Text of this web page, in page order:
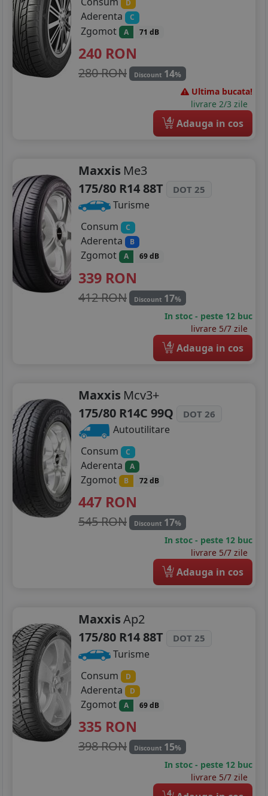
D
Aderenta C
Zgomot A 71 dB
240 RON
280 RON Discount 14%
Ultima bucata!
livrare 2/3 zile
4 Adauga in cos
Maxxis Me3
175/80 R14 88T
DOT 25
Turisme
Consum
C
Aderenta B
Zgomot A 69 dB
339 RON
412 RON Discount 17%
In stoc - peste 12 buc
livrare 5/7 zile
4 Adauga in cos
Maxxis Mcv3+
175/80 R14C 99Q
DOT 26
Autoutilitare
Consum
C
Aderenta A
Zgomot B 72 dB
447 RON
545 RON Discount 17%
In stoc - peste 12 buc
livrare 5/7 zile
4 Adauga in cos
MaxxisAp2
175/80 R14 88T
DOT 25
Turisme
Consum
D
Aderenta D
Zgomot A 69 dB
335 RON
398 RON Discount 15%
In stoc - peste 12 buc
livrare 5/7 zile
4